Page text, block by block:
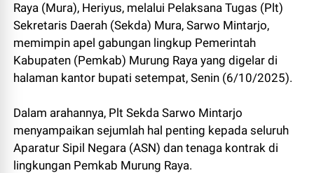
Raya (Mura), Heriyus, melalui Pelaksana Tugas (Plt)
Sekretaris Daerah (Sekda) Mura, Sarwo Mintarjo,
memimpin apel gabungan lingkup Pemerintah
Kabupaten (Pemkab) Murung Raya yang digelar di
halaman kantor bupati setempat, Senin (6/10/2025).
Dalam arahannya, Plt Sekda Sarwo Mintarjo
menyampaikan sejumlah hal penting kepada seluruh
Aparatur Sipil Negara (ASN) dan tenaga kontrak di
lingkungan Pemkab Murung Raya.